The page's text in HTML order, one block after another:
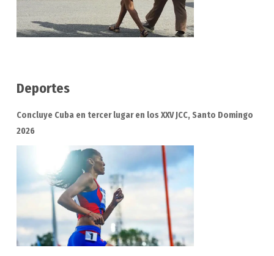
Deportes
Concluye Cuba en tercer lugar en los XXV JCC, Santo Domingo
2026